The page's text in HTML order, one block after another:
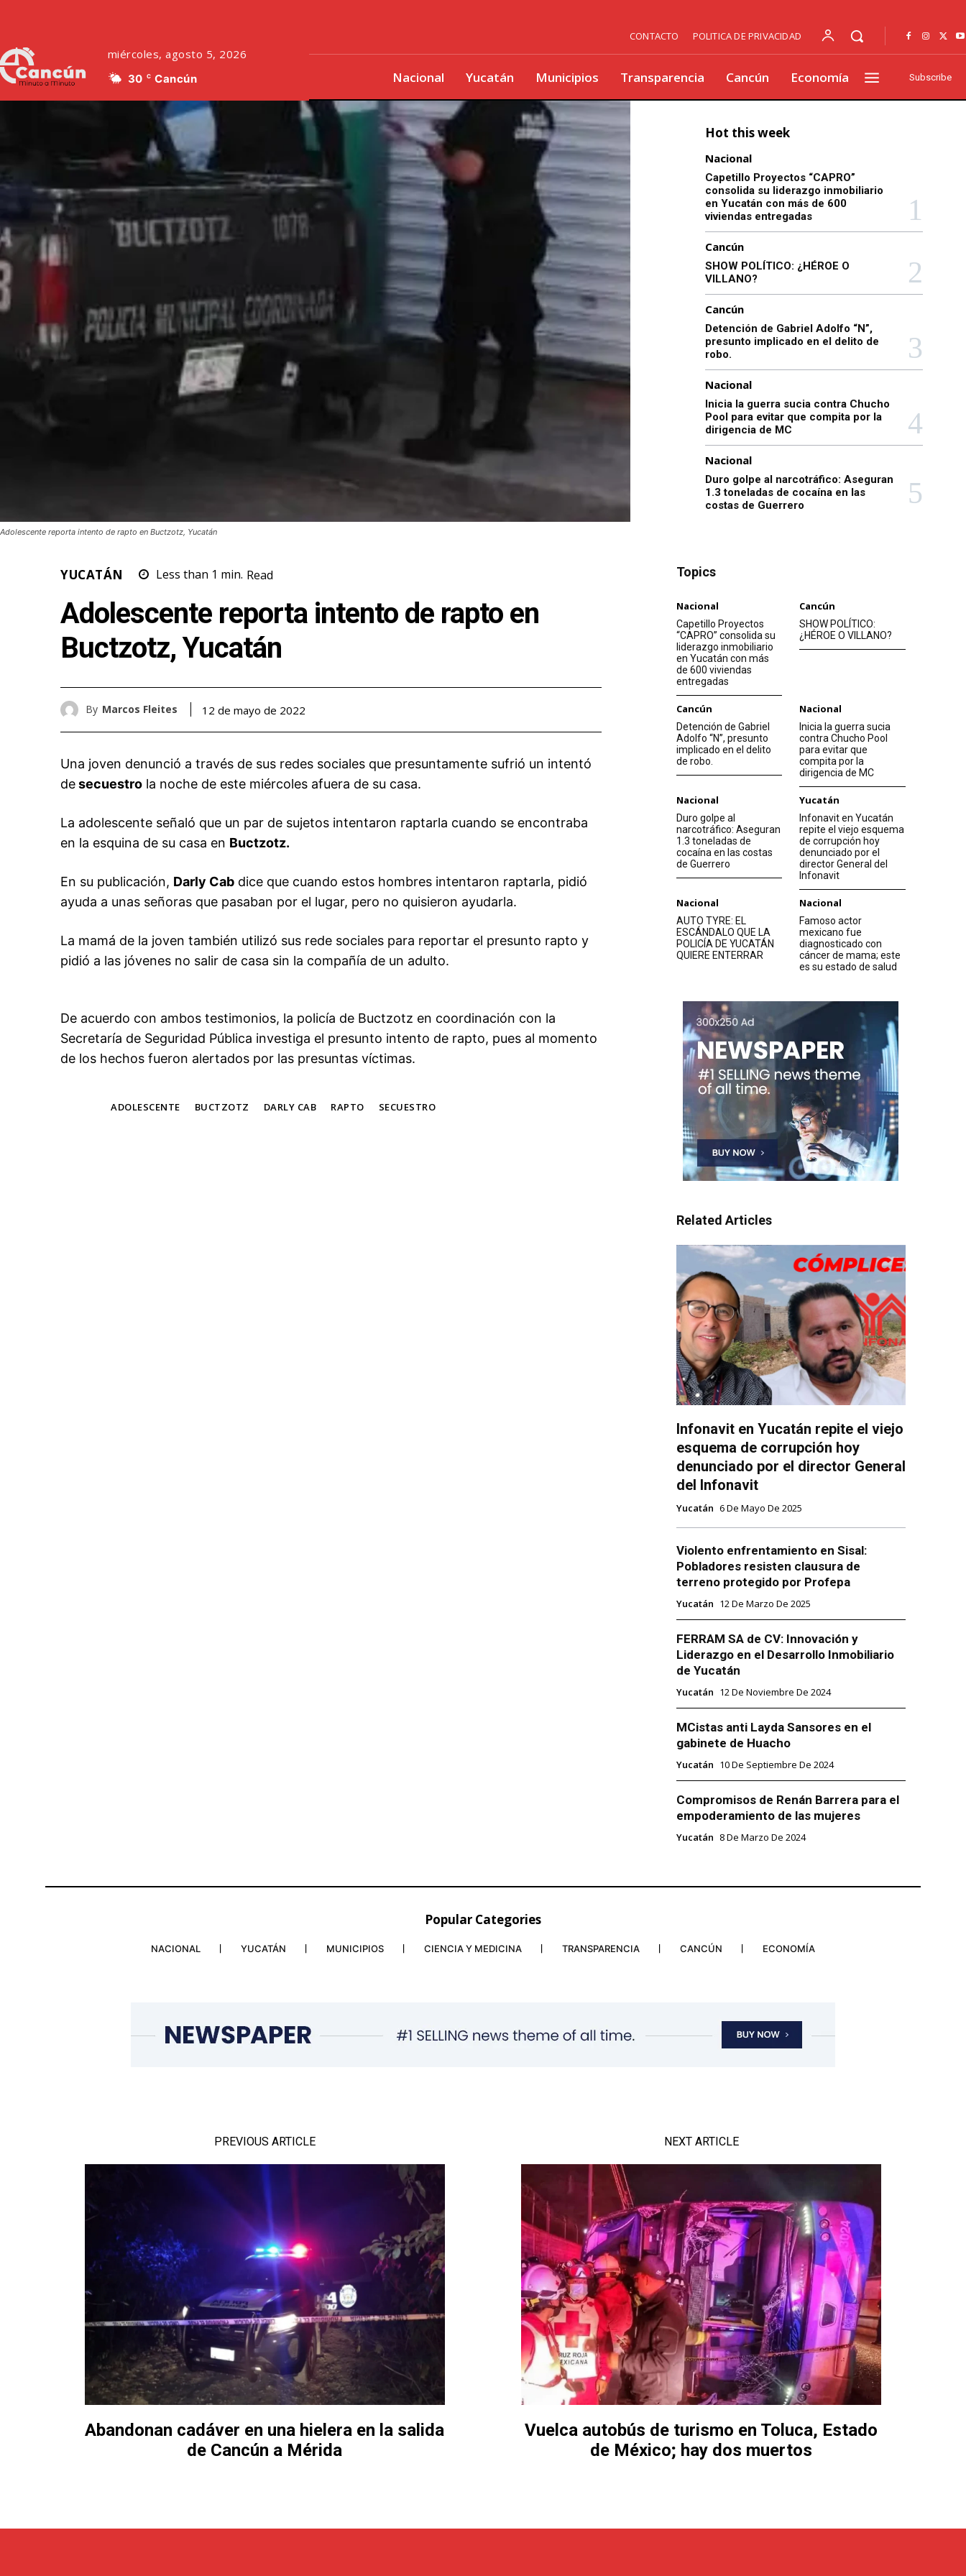
miércoles, agosto 5, 2026
30 C Cancún
CONTACTO POLITICA DE PRIVACIDAD
Nacional Yucatán Municipios Transparencia Cancún Economía Subscribe
Adolescente reporta intento de rapto en Buctzotz, Yucatán
YUCATÁN Less than 1 min. Read
Adolescente reporta intento de rapto en
Buctzotz, Yucatán
By Marcos Fleites 12 de mayo de 2022
Una joven denunció a través de sus redes sociales que presuntamente sufrió un intentó
desecuestro la noche de este miércoles afuera de su casa.
La adolescente señaló que un par de sujetos intentaron raptarla cuando se encontraba
en la esquina de su casa en Buctzotz.
En su publicación, Darly Cab dice que cuando estos hombres intentaron raptarla, pidió
ayuda a unas señoras que pasaban por el lugar, pero no quisieron ayudarla.
La mamá de la joven también utilizó sus rede sociales para reportar el presunto rapto y
pidió a las jóvenes no salir de casa sin la compañía de un adulto.
De acuerdo con ambos testimonios, la policía de Buctzotz en coordinación con la
Secretaría de Seguridad Pública investiga el presunto intento de rapto, pues al momento
de los hechos fueron alertados por las presuntas víctimas.
ADOLESCENTE BUCTZOTZ DARLY CAB RAPTO SECUESTRO
Hot this week
Nacional
Capetillo Proyectos “CAPRO”
consolida su liderazgo inmobiliario
en Yucatán con más de 600
viviendas entregadas
Cancún
SHOW POLÍTICO: ¿HÉROE O
VILLANO?
Cancún
Detención de Gabriel Adolfo “N”,
presunto implicado en el delito de
robo.
Nacional
Inicia la guerra sucia contra Chucho
Pool para evitar que compita por la
dirigencia de MC
Nacional
Duro golpe al narcotráfico: Aseguran
1.3 toneladas de cocaína en las
costas de Guerrero
Topics
Nacional
Capetillo Proyectos
“CAPRO” consolida su
liderazgo inmobiliario
en Yucatán con más
de 600 viviendas
entregadas
Cancún
SHOW POLÍTICO:
¿HÉROE O VILLANO?
Cancún
Detención de Gabriel
Adolfo “N”, presunto
implicado en el delito
de robo.
Nacional
Inicia la guerra sucia
contra Chucho Pool
para evitar que
compita por la
dirigencia de MC
Nacional
Duro golpe al
narcotráfico: Aseguran
1.3 toneladas de
cocaína en las costas
de Guerrero
Yucatán
Infonavit en Yucatán
repite el viejo esquema
de corrupción hoy
denunciado por el
director General del
Infonavit
Nacional
AUTO TYRE: EL
ESCÁNDALO QUE LA
POLICÍA DE YUCATÁN
QUIERE ENTERRAR
Nacional
Famoso actor
mexicano fue
diagnosticado con
cáncer de mama; este
es su estado de salud
Related Articles
Infonavit en Yucatán repite el viejo
esquema de corrupción hoy
denunciado por el director General
del Infonavit
Yucatán 6 De Mayo De 2025
Violento enfrentamiento en Sisal:
Pobladores resisten clausura de
terreno protegido por Profepa
Yucatán 12 De Marzo De 2025
FERRAM SA de CV: Innovación y
Liderazgo en el Desarrollo Inmobiliario
de Yucatán
Yucatán 12 De Noviembre De 2024
MCistas anti Layda Sansores en el
gabinete de Huacho
Yucatán 10 De Septiembre De 2024
Compromisos de Renán Barrera para el
empoderamiento de las mujeres
Yucatán 8 De Marzo De 2024
Popular Categories
NACIONAL YUCATÁN MUNICIPIOS CIENCIA Y MEDICINA TRANSPARENCIA CANCÚN ECONOMÍA
PREVIOUS ARTICLE
Abandonan cadáver en una hielera en la salida
de Cancún a Mérida
NEXT ARTICLE
Vuelca autobús de turismo en Toluca, Estado
de México; hay dos muertos